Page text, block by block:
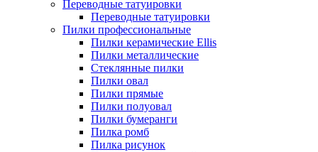
Переводные татуировки
Переводные татуировки
Пилки профессиональные
Пилки керамические Ellis
Пилки металлические
Стеклянные пилки
Пилки овал
Пилки прямые
Пилки полуовал
Пилки бумеранги
Пилка ромб
Пилка рисунок